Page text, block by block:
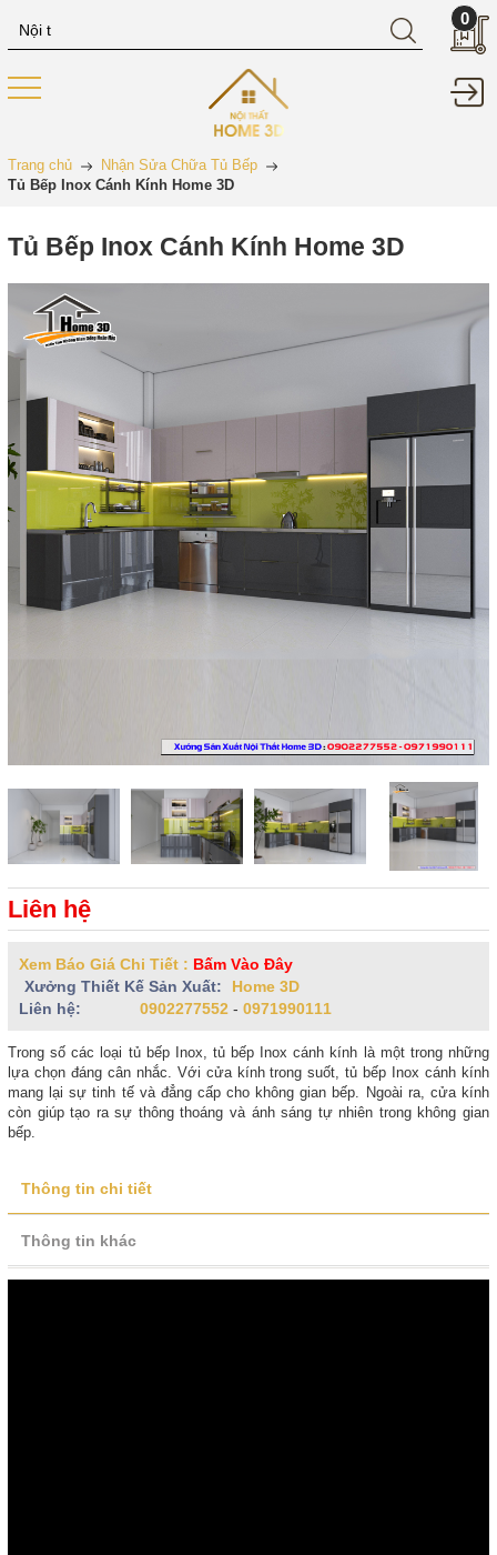
0
Trang chủ
Nhận Sửa Chữa Tủ Bếp
Tủ Bếp Inox Cánh Kính Home 3D
Tủ Bếp Inox Cánh Kính Home 3D
Liên hệ
Xem Báo Giá Chi Tiết : Bấm Vào Đây
Xưởng Thiết Kế Sản Xuất:
Home 3D
Liên hệ:
0902277552 - 0971990111
Trong số các loại tủ bếp Inox, tủ bếp Inox cánh kính là một trong những
lựa chọn đáng cân nhắc. Với cửa kính trong suốt, tủ bếp Inox cánh kính
mang lại sự tinh tế và đẳng cấp cho không gian bếp. Ngoài ra, cửa kính
còn giúp tạo ra sự thông thoáng và ánh sáng tự nhiên trong không gian
bếp.
Thông tin chi tiết
Thông tin khác